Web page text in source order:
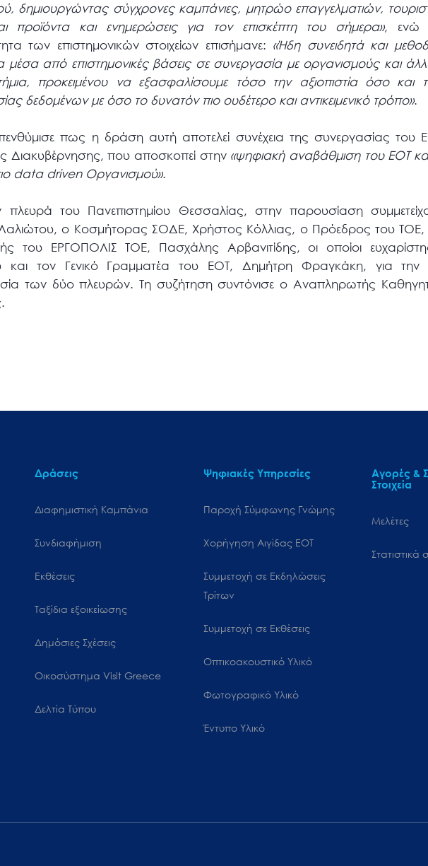
δημιουργώντας σύγχρονες καμπάνιες, μητρώο επαγγελματιών,
προϊόντα και ενημερώσεις για τον επισκέπτη του σήμερα», ενώ
των επιστημονικών στοιχείων επισήμανε: «Ήδη συνειδητά και
μέσα από επιστημονικές βάσεις σε συνεργασία με οργανισμούς και
προκειμένου να εξασφαλίσουμε τόσο την αξιοπιστία όσο και
δεδομένων με όσο το δυνατόν πιο ουδέτερο και αντικειμενικό τρόπο».
πως η δράση αυτή αποτελεί συνέχεια της συνεργασίας του
Διακυβέρνησης, που αποσκοπεί στην «ψηφιακή αναβάθμιση του ΕΟΤ
data driven Οργανισμού».
του Πανεπιστημίου Θεσσαλίας, στην παρουσίαση
ο Κοσμήτορας ΣΟΔΕ, Χρήστος Κόλλιας, ο Πρόεδρος του ΤΟΕ,
του ΕΡΓΟΠΟΛΙΣ ΤΟΕ, Πασχάλης Αρβανιτίδης, οι οποίοι
και τον Γενικό Γραμματέα του ΕΟΤ, Δημήτρη Φραγκάκη, για την
των δύο πλευρών. Τη συζήτηση συντόνισε ο Αναπληρωτής
Δράσεις
Διαφημιστική Καμπάνια
Συνδιαφήμιση
Εκθέσεις
Ταξίδια εξοικείωσης
Δημόσιες Σχέσεις
Oικοσύστημα Visit Greece
Δελτία Τύπου
Ψηφιακές Υπηρεσίες
Παροχή Σύμφωνης Γνώμης
Χορήγηση Αιγίδας ΕΟΤ
Συμμετοχή σε Εκδηλώσεις
Τρίτων
Συμμετοχή σε Εκθέσεις
Οπτικοακουστικό Υλικό
Φωτογραφικό Υλικό
Έντυπο Υλικό
Αγορές &
Στοιχεία
Μελέτες
Στατιστικά